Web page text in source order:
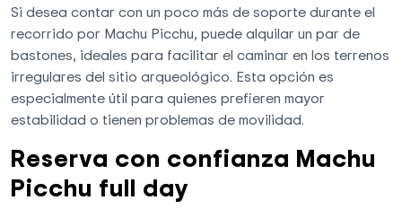
Si desea contar con un poco más de soporte durante el
recorrido por Machu Picchu, puede alquilar un par de
bastones, ideales para facilitar el caminar en los terrenos
irregulares del sitio arqueológico. Esta opción es
especialmente útil para quienes prefieren mayor
estabilidad o tienen problemas de movilidad.
Reserva con confianza Machu
Picchu full day